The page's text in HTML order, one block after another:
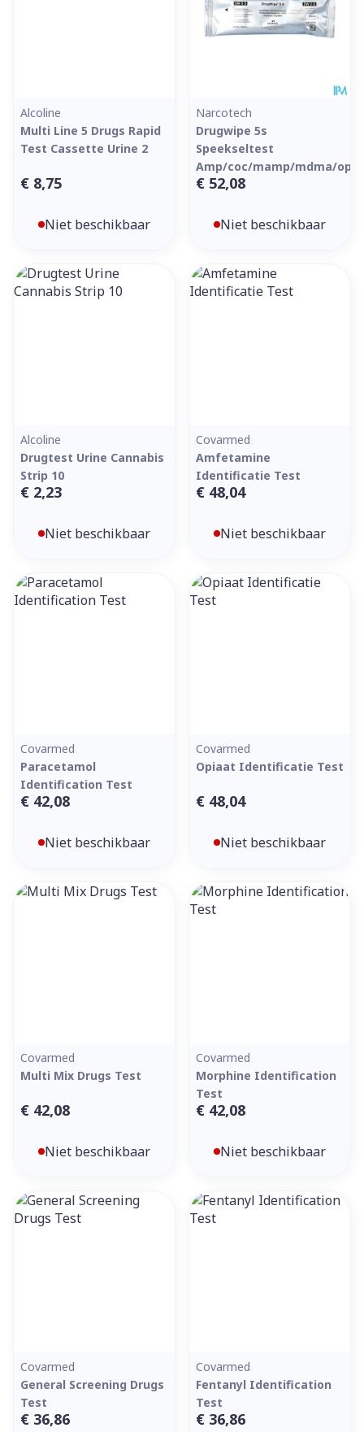
Alcoline
Multi Line 5 Drugs Rapid
Test Cassette Urine 2
€ 8,75
Niet beschikbaar
Narcotech
Drugwipe 5s
Speekseltest
Amp/coc/mamp/mdma/opi/
€ 52,08
Niet beschikbaar
Alcoline
Drugtest Urine Cannabis
Strip 10
€ 2,23
Niet beschikbaar
Covarmed
Amfetamine
Identificatie Test
€ 48,04
Niet beschikbaar
Covarmed
Paracetamol
Identification Test
€ 42,08
Niet beschikbaar
Covarmed
Opiaat Identificatie Test
€ 48,04
Niet beschikbaar
Covarmed
Multi Mix Drugs Test
€ 42,08
Niet beschikbaar
Covarmed
Morphine Identification
Test
€ 42,08
Niet beschikbaar
Covarmed
General Screening Drugs
Test
€ 36,86
Covarmed
Fentanyl Identification
Test
€ 36,86